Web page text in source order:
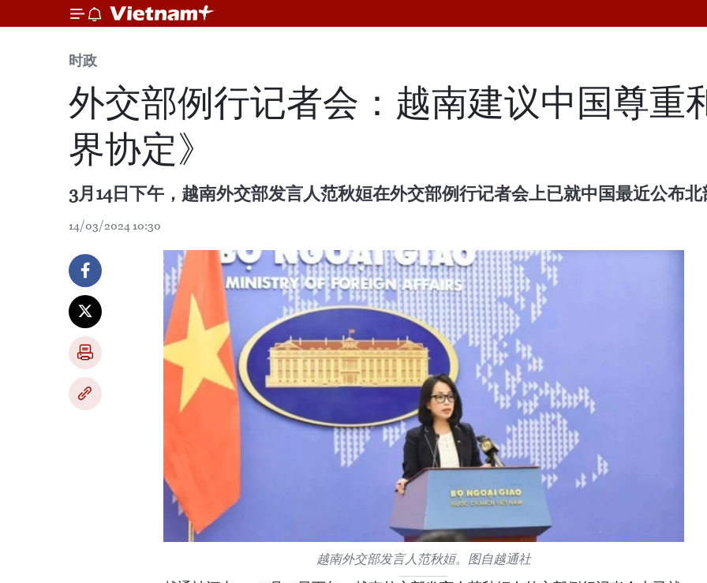
时政
外交部例行记者会：越南建议中国尊重
界协定》
3月14日下午，越南外交部发言人范秋姮在外交部例行记者会上已就中国最近公布
14/03/2024 10:30
越南外交部发言人范秋姮。图自越通社